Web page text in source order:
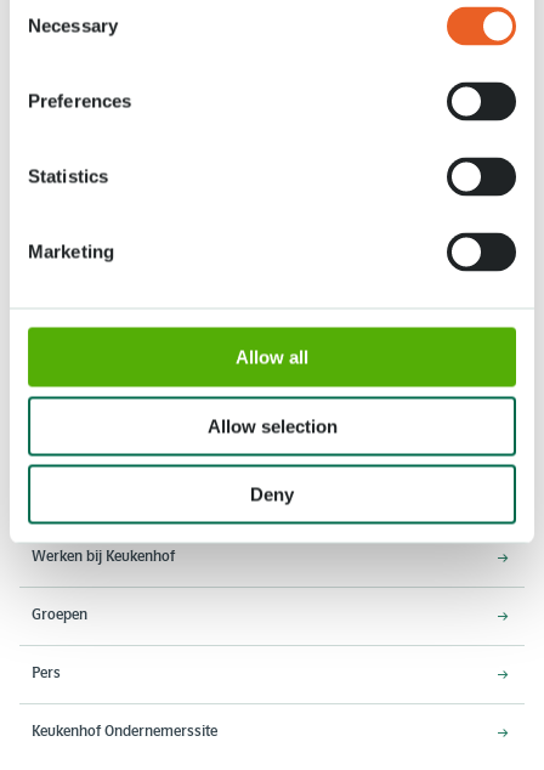
Selection
Necessary
Preferences
Statistics
Marketing
Allow all
Allow selection
Deny
Stationsweg 166A
Openingstijden
18 maart - 9 mei 2027,
8:00 - 19:00 uur
Werken bij Keukenhof
Groepen
Pers
Keukenhof Ondernemerssite